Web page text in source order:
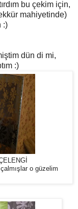
bu çekim için,
mahiyetinde)
:)
dün di mi,
:)
o güzelim